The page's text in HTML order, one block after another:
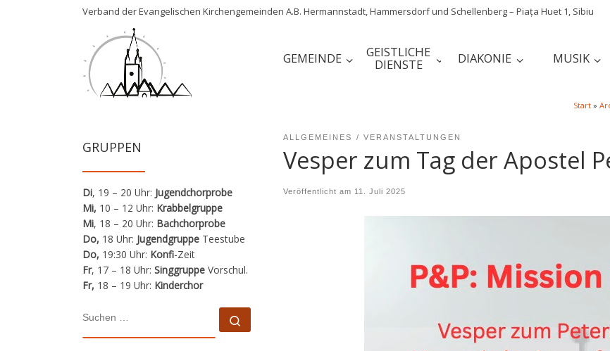
Verband der Evangelischen Kirchengemeinden A.B. Hermannstadt, Hammersdorf und Schellenberg – Piața Huet 1, Sibiu
GEMEINDE GEISTLICHE
DIENSTE DIAKONIE MUSIK
Start »
ALLGEMEINES VERANSTALTUNGEN
Vesper zum Tag der Apostel
Veröffentlicht am 11. Juli 2025
GRUPPEN
Di, 19 – 20 Uhr: Jugendchorprobe
Mi, 10 – 12 Uhr: Krabbelgruppe
Mi, 18 – 20 Uhr: Bachchorprobe
Do, 18 Uhr: Jugendgruppe Teestube
Do, 19:30 Uhr: Konfi-Zeit
Fr, 17 – 18 Uhr: Singgruppe Vorschul.
Fr, 18 – 19 Uhr: Kinderchor
SUCHE